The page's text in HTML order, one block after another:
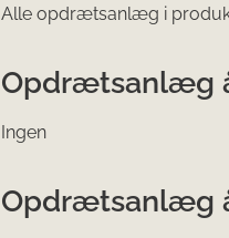
Alle opdrætsanlæg i
Opdrætsanlæg
Ingen
Opdrætsanlæg